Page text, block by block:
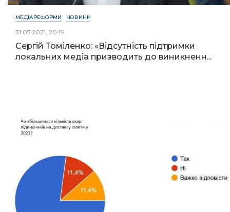
МЕДІАРЕФОРМИ НОВИНИ
31.07.2021, 20:19
Сергій Томіленко: «Відсутність підтримки
локальних медіа призводить до виникненн...